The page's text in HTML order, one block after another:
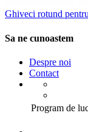
Ghiveci rotund
Sa ne cunoastem
Despre noi
Contact
Program de